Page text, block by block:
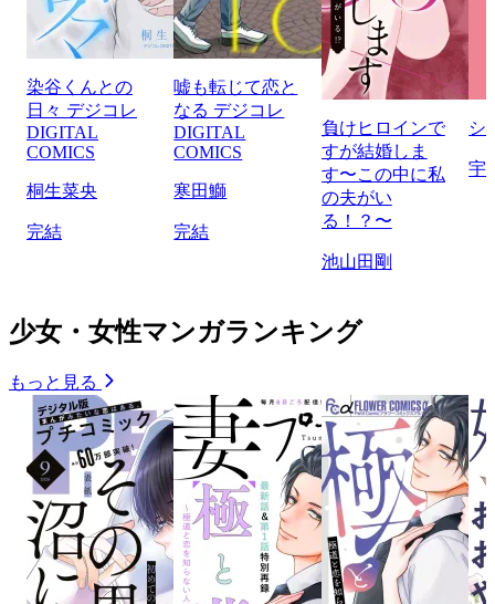
染谷くんとの
日々 デジコレ
DIGITAL
COMICS
桐生菜央
完結
嘘も転じて恋と
なる デジコレ
DIGITAL
COMICS
寒田鰤
完結
負けヒロインで
すが結婚しま
す〜この中に私
の夫がい
る！？〜
池山田剛
シ
宇
少女・女性マンガランキング
もっと見る